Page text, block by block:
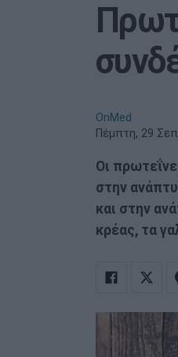
OnMed
Πέμπτη, 29
Οι
στην
και στην
κρέας, τα